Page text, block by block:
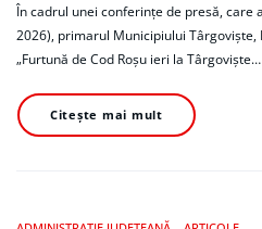
În cadrul unei conferințe de presă, care
2026), primarul Municipiului Târgoviște,
„Furtună de Cod Roșu ieri la Târgoviște…
Citește mai mult